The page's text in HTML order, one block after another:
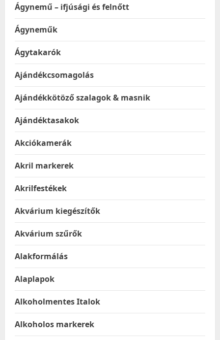
Ágynemű – ifjúsági és felnőtt
Ágyneműk
Ágytakarók
Ajándékcsomagolás
Ajándékkötöző szalagok & masnik
Ajándéktasakok
Akciókamerák
Akril markerek
Akrilfestékek
Akvárium kiegészítők
Akvárium szűrők
Alakformálás
Alaplapok
Alkoholmentes Italok
Alkoholos markerek